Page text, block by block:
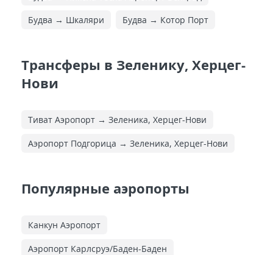
Будва → Шкаляри Будва → Котор Порт
Трансферы в Зеленику, Херцег-
Нови
Тиват Аэропорт → Зеленика, Херцег-Нови
Аэропорт Подгорица → Зеленика, Херцег-Нови
Популярные аэропорты
Канкун Аэропорт
Аэропорт Карлсруэ/Баден-Баден